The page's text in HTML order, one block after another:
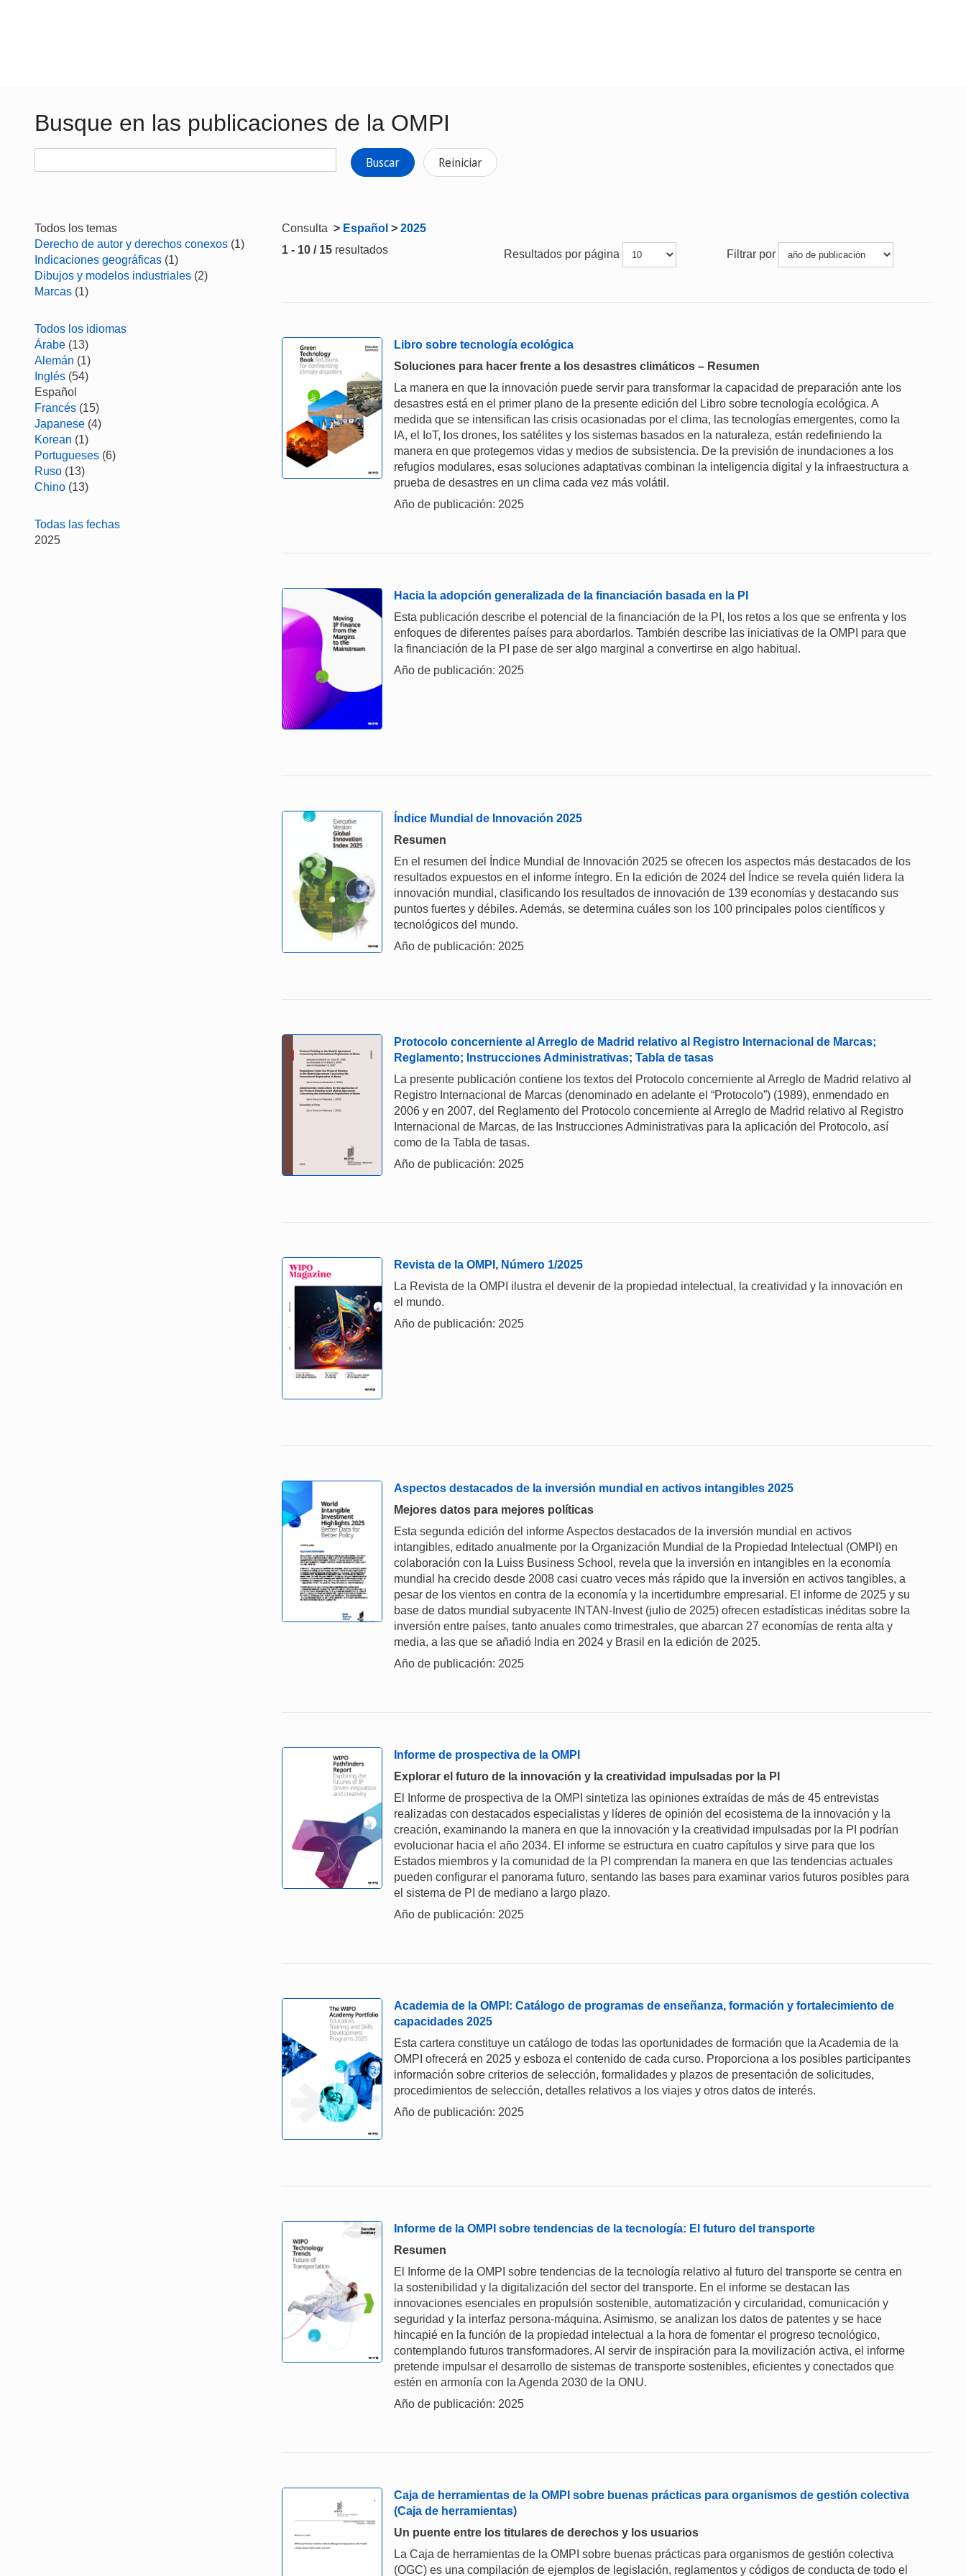
Busque en las publicaciones de la OMPI
Buscar Reiniciar
Todos los temas
Derecho de autor y derechos conexos (1)
Indicaciones geográficas (1)
Dibujos y modelos industriales (2)
Marcas (1)
Todos los idiomas
Árabe (13)
Alemán (1)
Inglés (54)
Español
Francés (15)
Japanese (4)
Korean (1)
Portugueses (6)
Ruso (13)
Chino (13)
Todas las fechas
2025
Consulta > Español > 2025
1 - 10 / 15 resultados Resultados por página Filtrar por
Libro sobre tecnología ecológica
Soluciones para hacer frente a los desastres climáticos – Resumen
La manera en que la innovación puede servir para transformar la capacidad de preparación ante los
desastres está en el primer plano de la presente edición del Libro sobre tecnología ecológica. A
medida que se intensifican las crisis ocasionadas por el clima, las tecnologías emergentes, como la
IA, el IoT, los drones, los satélites y los sistemas basados en la naturaleza, están redefiniendo la
manera en que protegemos vidas y medios de subsistencia. De la previsión de inundaciones a los
refugios modulares, esas soluciones adaptativas combinan la inteligencia digital y la infraestructura a
prueba de desastres en un clima cada vez más volátil.
Año de publicación: 2025
Hacia la adopción generalizada de la financiación basada en la PI
Esta publicación describe el potencial de la financiación de la PI, los retos a los que se enfrenta y los
enfoques de diferentes países para abordarlos. También describe las iniciativas de la OMPI para que
la financiación de la PI pase de ser algo marginal a convertirse en algo habitual.
Año de publicación: 2025
Índice Mundial de Innovación 2025
Resumen
En el resumen del Índice Mundial de Innovación 2025 se ofrecen los aspectos más destacados de los
resultados expuestos en el informe íntegro. En la edición de 2024 del Índice se revela quién lidera la
innovación mundial, clasificando los resultados de innovación de 139 economías y destacando sus
puntos fuertes y débiles. Además, se determina cuáles son los 100 principales polos científicos y
tecnológicos del mundo.
Año de publicación: 2025
Protocolo concerniente al Arreglo de Madrid relativo al Registro Internacional de Marcas;
Reglamento; Instrucciones Administrativas; Tabla de tasas
La presente publicación contiene los textos del Protocolo concerniente al Arreglo de Madrid relativo al
Registro Internacional de Marcas (denominado en adelante el “Protocolo”) (1989), enmendado en
2006 y en 2007, del Reglamento del Protocolo concerniente al Arreglo de Madrid relativo al Registro
Internacional de Marcas, de las Instrucciones Administrativas para la aplicación del Protocolo, así
como de la Tabla de tasas.
Año de publicación: 2025
Revista de la OMPI, Número 1/2025
La Revista de la OMPI ilustra el devenir de la propiedad intelectual, la creatividad y la innovación en
el mundo.
Año de publicación: 2025
Aspectos destacados de la inversión mundial en activos intangibles 2025
Mejores datos para mejores políticas
Esta segunda edición del informe Aspectos destacados de la inversión mundial en activos
intangibles, editado anualmente por la Organización Mundial de la Propiedad Intelectual (OMPI) en
colaboración con la Luiss Business School, revela que la inversión en intangibles en la economía
mundial ha crecido desde 2008 casi cuatro veces más rápido que la inversión en activos tangibles, a
pesar de los vientos en contra de la economía y la incertidumbre empresarial. El informe de 2025 y su
base de datos mundial subyacente INTAN-Invest (julio de 2025) ofrecen estadísticas inéditas sobre la
inversión entre países, tanto anuales como trimestrales, que abarcan 27 economías de renta alta y
media, a las que se añadió India en 2024 y Brasil en la edición de 2025.
Año de publicación: 2025
Informe de prospectiva de la OMPI
Explorar el futuro de la innovación y la creatividad impulsadas por la PI
El Informe de prospectiva de la OMPI sintetiza las opiniones extraídas de más de 45 entrevistas
realizadas con destacados especialistas y líderes de opinión del ecosistema de la innovación y la
creación, examinando la manera en que la innovación y la creatividad impulsadas por la PI podrían
evolucionar hacia el año 2034. El informe se estructura en cuatro capítulos y sirve para que los
Estados miembros y la comunidad de la PI comprendan la manera en que las tendencias actuales
pueden configurar el panorama futuro, sentando las bases para examinar varios futuros posibles para
el sistema de PI de mediano a largo plazo.
Año de publicación: 2025
Academia de la OMPI: Catálogo de programas de enseñanza, formación y fortalecimiento de
capacidades 2025
Esta cartera constituye un catálogo de todas las oportunidades de formación que la Academia de la
OMPI ofrecerá en 2025 y esboza el contenido de cada curso. Proporciona a los posibles participantes
información sobre criterios de selección, formalidades y plazos de presentación de solicitudes,
procedimientos de selección, detalles relativos a los viajes y otros datos de interés.
Año de publicación: 2025
Informe de la OMPI sobre tendencias de la tecnología: El futuro del transporte
Resumen
El Informe de la OMPI sobre tendencias de la tecnología relativo al futuro del transporte se centra en
la sostenibilidad y la digitalización del sector del transporte. En el informe se destacan las
innovaciones esenciales en propulsión sostenible, automatización y circularidad, comunicación y
seguridad y la interfaz persona-máquina. Asimismo, se analizan los datos de patentes y se hace
hincapié en la función de la propiedad intelectual a la hora de fomentar el progreso tecnológico,
contemplando futuros transformadores. Al servir de inspiración para la movilización activa, el informe
pretende impulsar el desarrollo de sistemas de transporte sostenibles, eficientes y conectados que
estén en armonía con la Agenda 2030 de la ONU.
Año de publicación: 2025
Caja de herramientas de la OMPI sobre buenas prácticas para organismos de gestión colectiva
(Caja de herramientas)
Un puente entre los titulares de derechos y los usuarios
La Caja de herramientas de la OMPI sobre buenas prácticas para organismos de gestión colectiva
(OGC) es una compilación de ejemplos de legislación, reglamentos y códigos de conducta de todo el